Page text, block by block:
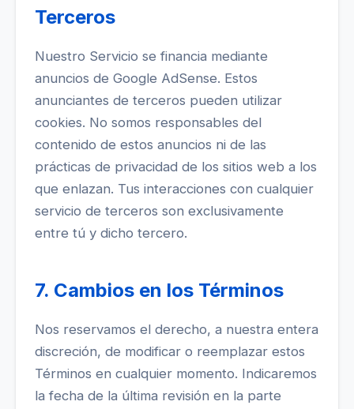
Terceros
Nuestro Servicio se financia mediante
anuncios de Google AdSense. Estos
anunciantes de terceros pueden utilizar
cookies. No somos responsables del
contenido de estos anuncios ni de las
prácticas de privacidad de los sitios web a los
que enlazan. Tus interacciones con cualquier
servicio de terceros son exclusivamente
entre tú y dicho tercero.
7. Cambios en los Términos
Nos reservamos el derecho, a nuestra entera
discreción, de modificar o reemplazar estos
Términos en cualquier momento. Indicaremos
la fecha de la última revisión en la parte